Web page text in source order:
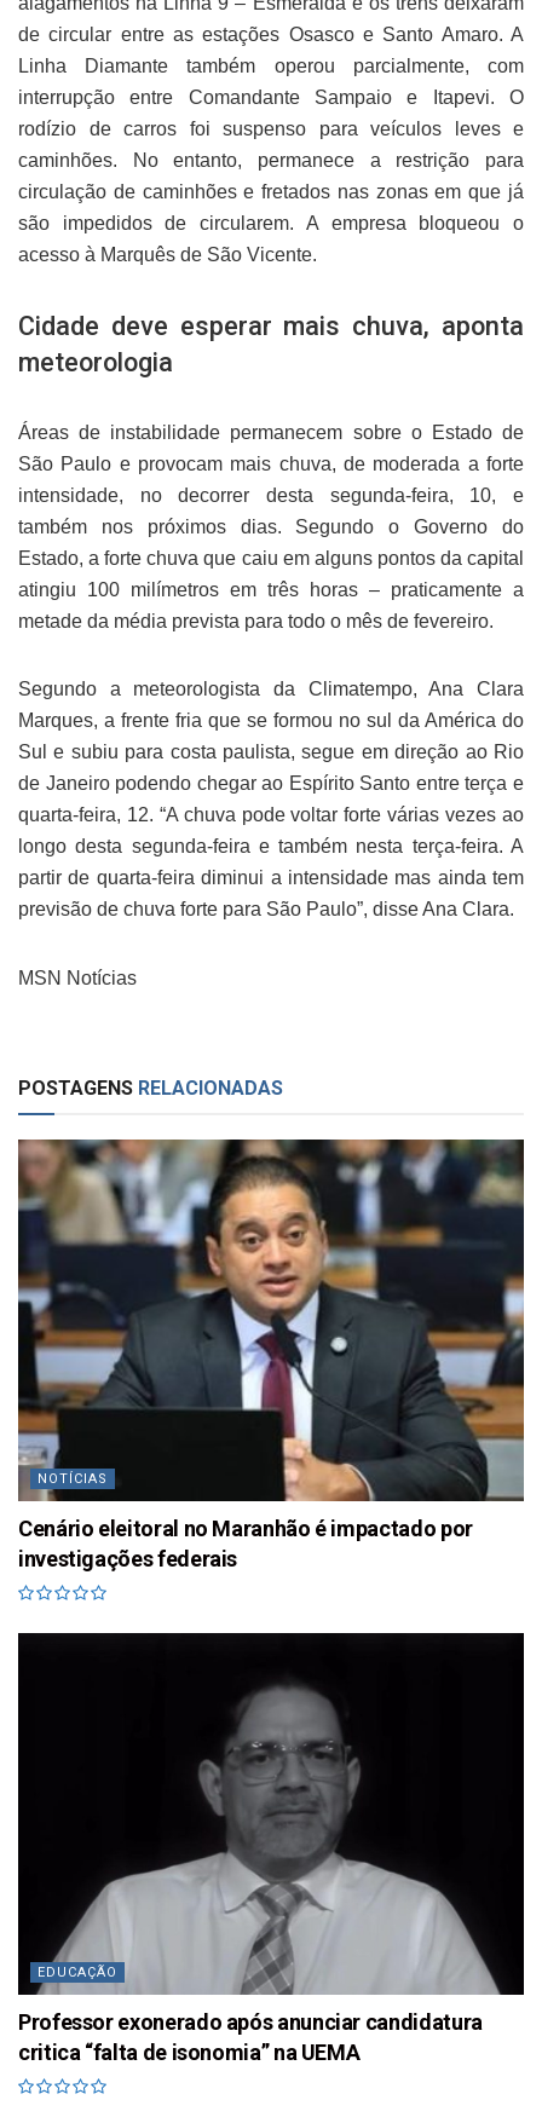
de circular entre as estações Osasco e Santo Amaro. A
Linha Diamante também operou parcialmente, com
interrupção entre Comandante Sampaio e Itapevi. O
rodízio de carros foi suspenso para veículos leves e
caminhões. No entanto, permanece a restrição para
circulação de caminhões e fretados nas zonas em que já
são impedidos de circularem. A empresa bloqueou o
acesso à Marquês de São Vicente.
Cidade deve esperar mais chuva, aponta
meteorologia
Áreas de instabilidade permanecem sobre o Estado de
São Paulo e provocam mais chuva, de moderada a forte
intensidade, no decorrer desta segunda-feira, 10, e
também nos próximos dias. Segundo o Governo do
Estado, a forte chuva que caiu em alguns pontos da capital
atingiu 100 milímetros em três horas – praticamente a
metade da média prevista para todo o mês de fevereiro.
Segundo a meteorologista da Climatempo, Ana Clara
Marques, a frente fria que se formou no sul da América do
Sul e subiu para costa paulista, segue em direção ao Rio
de Janeiro podendo chegar ao Espírito Santo entre terça e
quarta-feira, 12. “A chuva pode voltar forte várias vezes ao
longo desta segunda-feira e também nesta terça-feira. A
partir de quarta-feira diminui a intensidade mas ainda tem
previsão de chuva forte para São Paulo”, disse Ana Clara.
MSN Notícias
POSTAGENS RELACIONADAS
NOTÍCIAS
Cenário eleitoral no Maranhão é impactado por
investigações federais
EDUCAÇÃO
Professor exonerado após anunciar candidatura
critica “falta de isonomia” na UEMA